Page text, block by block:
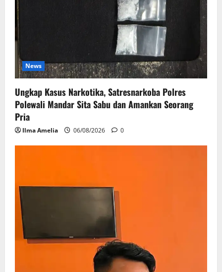
News
Ungkap Kasus Narkotika, Satresnarkoba Polres
Polewali Mandar Sita Sabu dan Amankan Seorang
Pria
Ilma Amelia 06/08/2026 0